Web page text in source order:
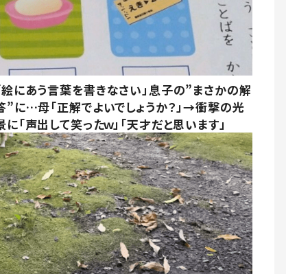
絵にあう言葉を書きなさい」息子の”まさかの解
”に…母「正解でよいでしょうか？」→衝撃の光
に「声出して笑ったｗ」「天才だと思います」